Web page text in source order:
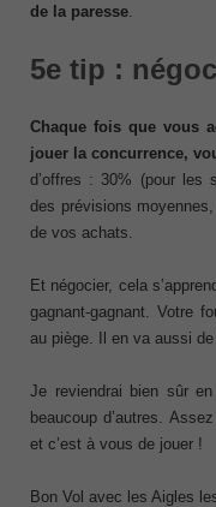
de la paresse
5e tip :
Chaque fois que vous
jouer la concurrence,
d’offres : 30% (pour les
des prévisions
de vos achats.
Et négocier, cela
gagnant-gagnant. Votre
au piège. Il en va aussi
Je reviendrai bien sûr
beaucoup d’autres.
et c’est à vous de jouer !
Bon Vol avec les Aigles